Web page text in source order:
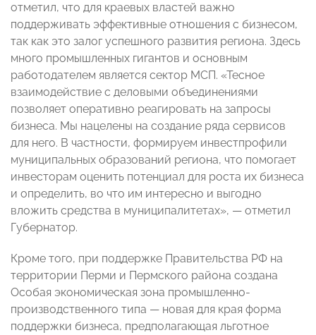
отметил, что для краевых властей важно
поддерживать эффективные отношения с бизнесом,
так как это залог успешного развития региона. Здесь
много промышленных гигантов и основным
работодателем является сектор МСП. «Тесное
взаимодействие с деловыми объединениями
позволяет оперативно реагировать на запросы
бизнеса. Мы нацелены на создание ряда сервисов
для него. В частности, формируем инвестпрофили
муниципальных образований региона, что помогает
инвесторам оценить потенциал для роста их бизнеса
и определить, во что им интересно и выгодно
вложить средства в муниципалитетах», — отметил
Губернатор.
Кроме того, при поддержке Правительства РФ на
территории Перми и Пермского района создана
Особая экономическая зона промышленно-
производственного типа — новая для края форма
поддержки бизнеса, предполагающая льготное